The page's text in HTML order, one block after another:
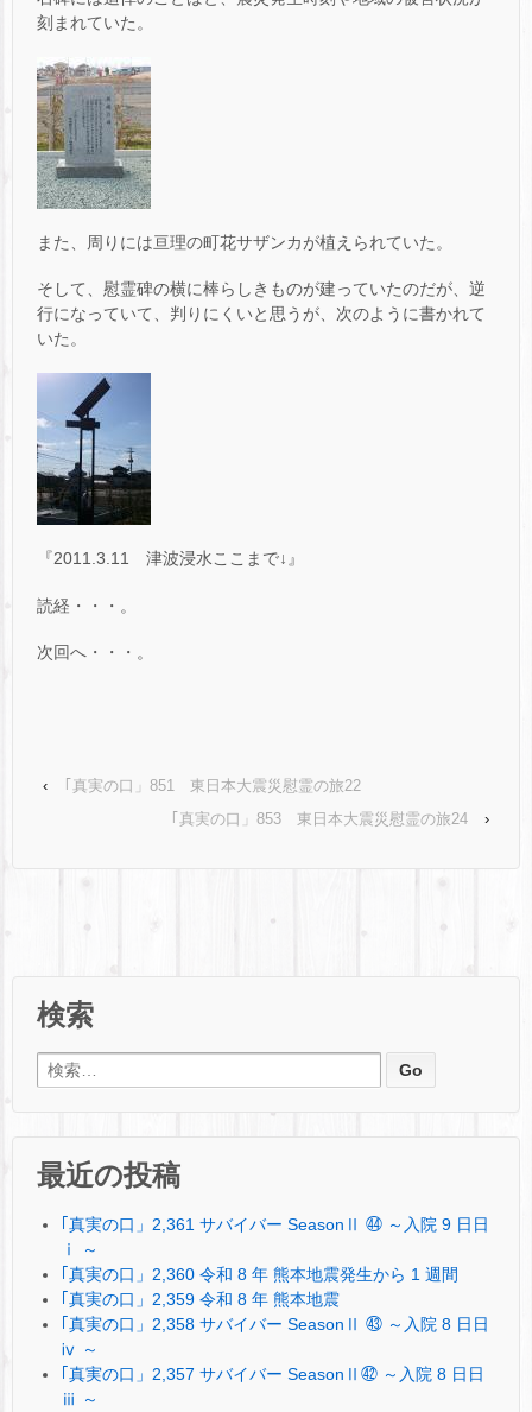
刻まれていた。
また、周りには亘理の町花サザンカが植えられていた。
そして、慰霊碑の横に棒らしきものが建っていたのだが、逆
行になっていて、判りにくいと思うが、次のように書かれて
いた。
『2011.3.11 津波浸水ここまで↓ 』
読経・・・。
次回へ・・・。
‹
｢真実の口」851 東日本大震災慰霊の旅22
｢真実の口」853 東日本大震災慰霊の旅24
›
検索
検索:
最近の投稿
｢真実の口」2,361 サバイバー SeasonⅡ ㊹ ～入院 9 日日
ⅰ ～
｢真実の口」2,360 令和 8 年 熊本地震発生から 1 週間
｢真実の口」2,359 令和 8 年 熊本地震
｢真実の口」2,358 サバイバー SeasonⅡ ㊸ ～入院 8 日日
ⅳ ～
｢真実の口」2,357 サバイバー SeasonⅡ㊷ ～入院 8 日日
ⅲ ～